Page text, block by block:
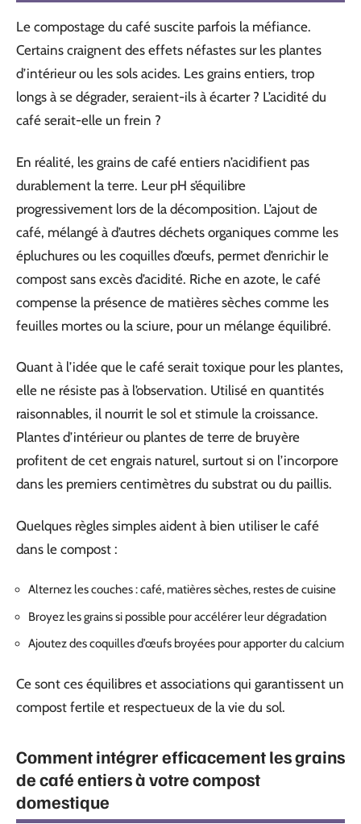
Le compostage du café suscite parfois la méfiance.
Certains craignent des effets néfastes sur les plantes
d’intérieur ou les sols acides. Les grains entiers, trop
longs à se dégrader, seraient-ils à écarter ? L’acidité du
café serait-elle un frein ?
En réalité, les grains de café entiers n’acidifient pas
durablement la terre. Leur pH s’équilibre
progressivement lors de la décomposition. L’ajout de
café, mélangé à d’autres déchets organiques comme les
épluchures ou les coquilles d’œufs, permet d’enrichir le
compost sans excès d’acidité. Riche en azote, le café
compense la présence de matières sèches comme les
feuilles mortes ou la sciure, pour un mélange équilibré.
Quant à l’idée que le café serait toxique pour les plantes,
elle ne résiste pas à l’observation. Utilisé en quantités
raisonnables, il nourrit le sol et stimule la croissance.
Plantes d’intérieur ou plantes de terre de bruyère
profitent de cet engrais naturel, surtout si on l’incorpore
dans les premiers centimètres du substrat ou du paillis.
Quelques règles simples aident à bien utiliser le café
dans le compost :
Alternez les couches : café, matières sèches, restes de cuisine
Broyez les grains si possible pour accélérer leur dégradation
Ajoutez des coquilles d’œufs broyées pour apporter du calcium
Ce sont ces équilibres et associations qui garantissent un
compost fertile et respectueux de la vie du sol.
Comment intégrer efficacement les grains
de café entiers à votre compost
domestique